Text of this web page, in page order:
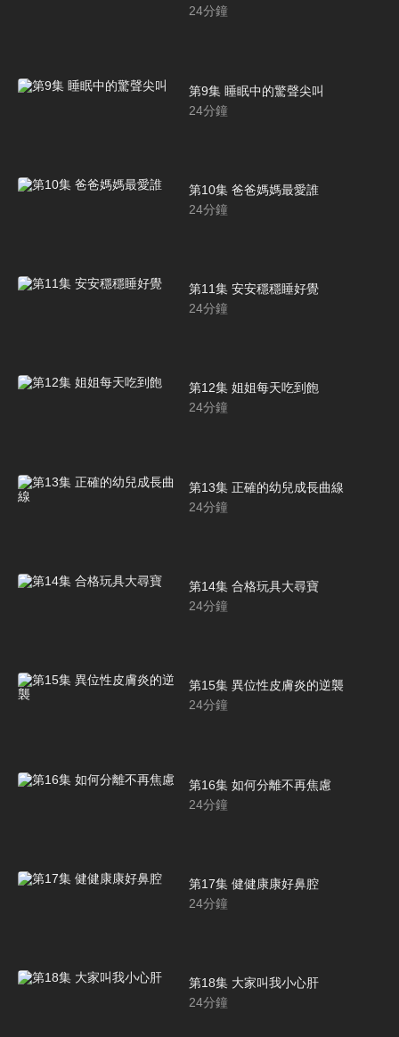
24分鐘
第9集 睡眠中的驚聲尖叫
24分鐘
第10集 爸爸媽媽最愛誰
24分鐘
第11集 安安穩穩睡好覺
24分鐘
第12集 姐姐每天吃到飽
24分鐘
第13集 正確的幼兒成長曲線
24分鐘
第14集 合格玩具大尋寶
24分鐘
第15集 異位性皮膚炎的逆襲
24分鐘
第16集 如何分離不再焦慮
24分鐘
第17集 健健康康好鼻腔
24分鐘
第18集 大家叫我小心肝
24分鐘